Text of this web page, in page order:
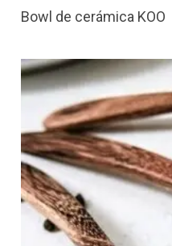
Bowl de cerámica KOO